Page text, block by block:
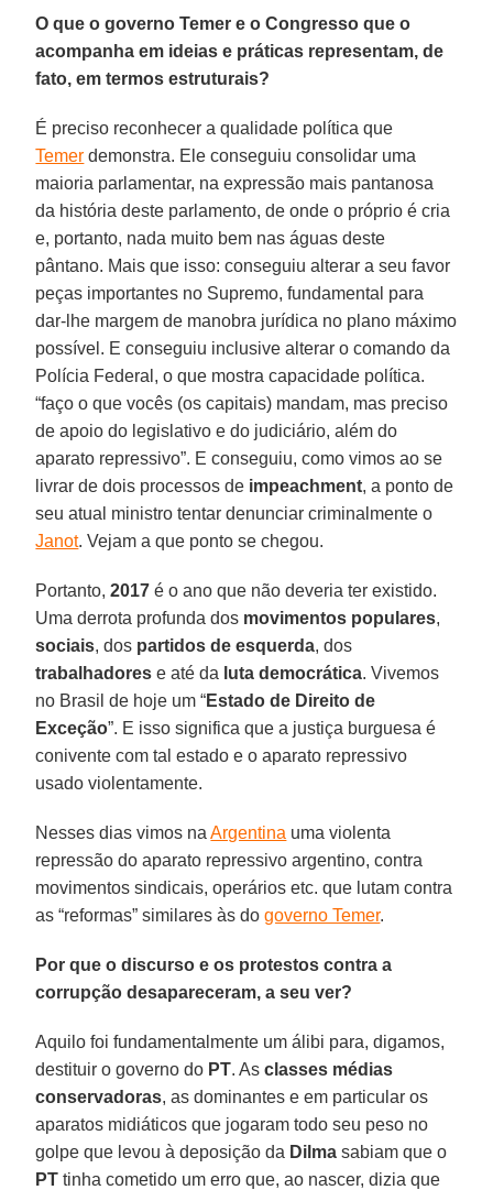
O que o governo Temer e o Congresso que o
acompanha em ideias e práticas representam, de
fato, em termos estruturais?
É preciso reconhecer a qualidade política que
Temer demonstra. Ele conseguiu consolidar uma
maioria parlamentar, na expressão mais pantanosa
da história deste parlamento, de onde o próprio é cria
e, portanto, nada muito bem nas águas deste
pântano. Mais que isso: conseguiu alterar a seu favor
peças importantes no Supremo, fundamental para
dar-lhe margem de manobra jurídica no plano máximo
possível. E conseguiu inclusive alterar o comando da
Polícia Federal, o que mostra capacidade política.
“faço o que vocês (os capitais) mandam, mas preciso
de apoio do legislativo e do judiciário, além do
aparato repressivo”. E conseguiu, como vimos ao se
livrar de dois processos de impeachment, a ponto de
seu atual ministro tentar denunciar criminalmente o
Janot. Vejam a que ponto se chegou.
Portanto,2017 é o ano que não deveria ter existido.
Uma derrota profunda dos movimentos populares,
sociais, dos partidos de esquerda, dos
trabalhadores e até da luta democrática. Vivemos
no Brasil de hoje um “Estado de Direito de
Exceção”. E isso significa que a justiça burguesa é
conivente com tal estado e o aparato repressivo
usado violentamente.
Nesses dias vimos naArgentina uma violenta
repressão do aparato repressivo argentino, contra
movimentos sindicais, operários etc. que lutam contra
as “reformas” similares às dogoverno Temer.
Por que o discurso e os protestos contra a
corrupção desapareceram, a seu ver?
Aquilo foi fundamentalmente um álibi para, digamos,
destituir o governo do PT. Asclasses médias
conservadoras, as dominantes e em particular os
aparatos midiáticos que jogaram todo seu peso no
golpe que levou à deposição da Dilma sabiam que o
PT tinha cometido um erro que, ao nascer, dizia que